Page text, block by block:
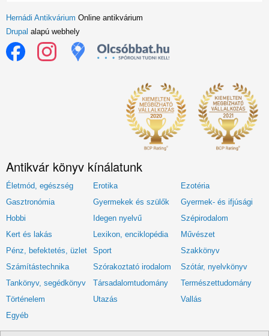
Hernádi Antikvárium Online antikvárium
Drupal alapú webhely
Antikvár könyv kínálatunk
Életmód, egészség Erotika
Ezotéria
Gasztronómia
Gyermekek és szülők
Gyermek- és ifjúsági
Hobbi
Idegen nyelvű
Szépirodalom
Kert és lakás
Lexikon, enciklopédia
Művészet
Pénz, befektetés, üzlet
Sport
Szakkönyv
Számítástechnika
Szórakoztató irodalom
Szótár, nyelvkönyv
Tankönyv, segédkönyv
Társadalomtudomány
Természettudomány
Történelem
Utazás
Vallás
Egyéb